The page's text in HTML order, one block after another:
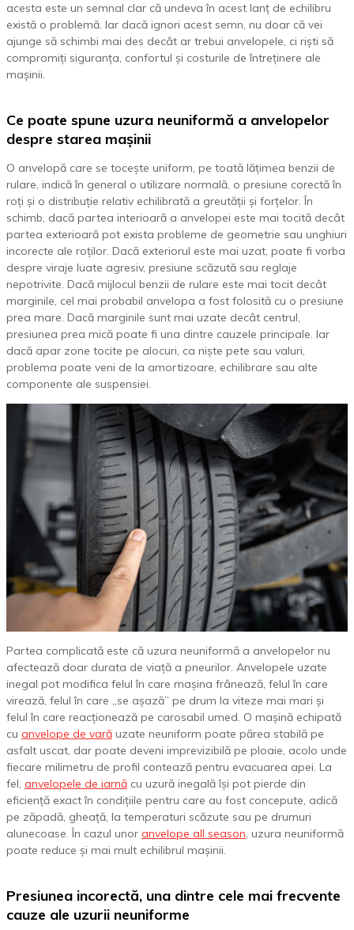
acesta este un semnal clar că undeva în acest lanț de echilibru
există o problemă. Iar dacă ignori acest semn, nu doar că vei
ajunge să schimbi mai des decât ar trebui anvelopele, ci riști să
compromiți siguranța, confortul și costurile de întreținere ale
mașinii.
Ce poate spune uzura neuniformă a anvelopelor
despre starea mașinii
O anvelopă care se tocește uniform, pe toată lățimea benzii de
rulare, indică în general o utilizare normală, o presiune corectă în
roți și o distribuție relativ echilibrată a greutății și forțelor. În
schimb, dacă partea interioară a anvelopei este mai tocită decât
partea exterioară pot exista probleme de geometrie sau unghiuri
incorecte ale roților. Dacă exteriorul este mai uzat, poate fi vorba
despre viraje luate agresiv, presiune scăzută sau reglaje
nepotrivite. Dacă mijlocul benzii de rulare este mai tocit decât
marginile, cel mai probabil anvelopa a fost folosită cu o presiune
prea mare. Dacă marginile sunt mai uzate decât centrul,
presiunea prea mică poate fi una dintre cauzele principale. Iar
dacă apar zone tocite pe alocuri, ca niște pete sau valuri,
problema poate veni de la amortizoare, echilibrare sau alte
componente ale suspensiei.
Partea complicată este că uzura neuniformă a anvelopelor nu
afectează doar durata de viață a pneurilor. Anvelopele uzate
inegal pot modifica felul în care mașina frânează, felul în care
virează, felul în care „se așază” pe drum la viteze mai mari și
felul în care reacționează pe carosabil umed. O mașină echipată
cu anvelope de vară uzate neuniform poate părea stabilă pe
asfalt uscat, dar poate deveni imprevizibilă pe ploaie, acolo unde
fiecare milimetru de profil contează pentru evacuarea apei. La
fel, anvelopele de iarnă cu uzură inegală își pot pierde din
eficiență exact în condițiile pentru care au fost concepute, adică
pe zăpadă, gheață, la temperaturi scăzute sau pe drumuri
alunecoase. În cazul unor anvelope all season, uzura neuniformă
poate reduce și mai mult echilibrul mașinii.
Presiunea incorectă, una dintre cele mai frecvente
cauze ale uzurii neuniforme